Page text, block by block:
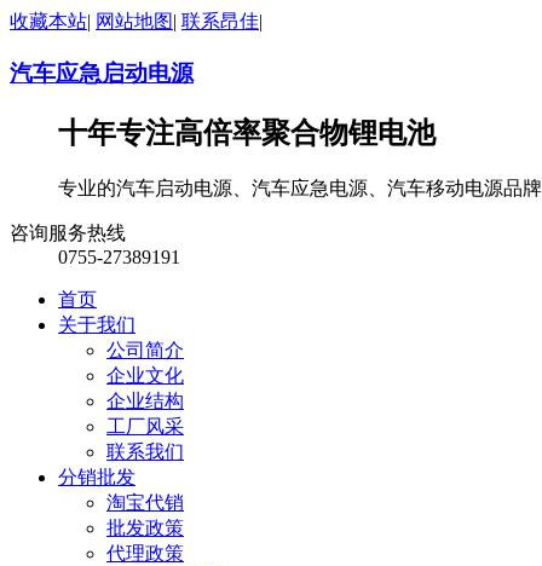
收藏本站| 网站地图| 联系昂佳|
汽车应急启动电源
十年专注高倍率聚合物锂电池
专业的汽车启动电源、汽车应急电源、汽车移动电源品
咨询服务热线
0755-27389191
首页
关于我们
公司简介
企业文化
企业结构
工厂风采
联系我们
分销批发
淘宝代销
批发政策
代理政策